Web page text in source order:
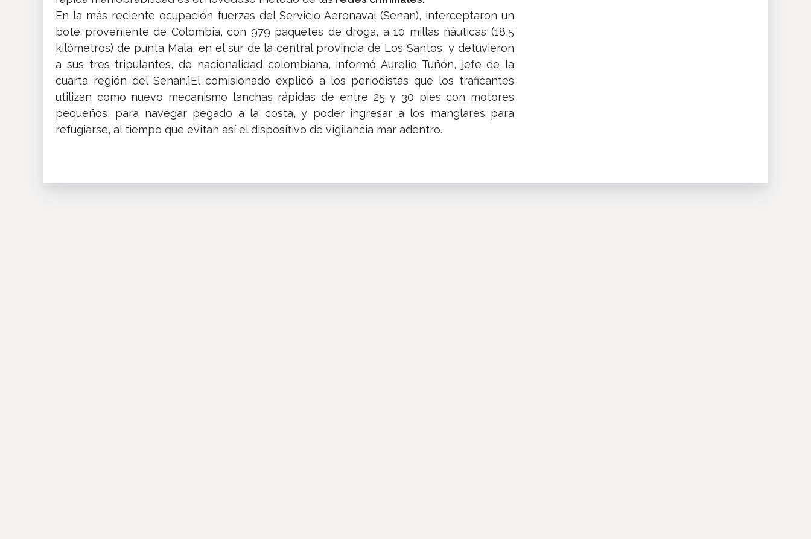
En la más reciente ocupación fuerzas del Servicio Aeronaval (Senan), interceptaron un
bote proveniente de Colombia, con 979 paquetes de droga, a 10 millas náuticas (18,5
kilómetros) de punta Mala, en el sur de la central provincia de Los Santos, y detuvieron
a sus tres tripulantes, de nacionalidad colombiana, informó Aurelio Tuñón, jefe de la
cuarta región del Senan.]El comisionado explicó a los periodistas que los traficantes
utilizan como nuevo mecanismo lanchas rápidas de entre 25 y 30 pies con motores
pequeños, para navegar pegado a la costa, y poder ingresar a los manglares para
refugiarse, al tiempo que evitan así el dispositivo de vigilancia mar adentro.